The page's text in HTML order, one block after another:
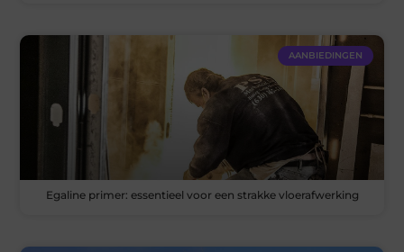
AANBIEDINGEN
Egaline primer: essentieel voor een strakke vloerafwerking